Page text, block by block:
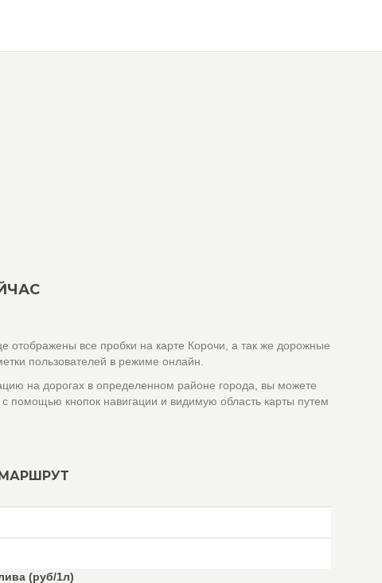
отображены все пробки на карте Корочи, а так же дорожные
пользователей в режиме онлайн.
на дорогах в определенном районе города, вы можете
помощью кнопок навигации и видимую область карты путем
(руб/1л)